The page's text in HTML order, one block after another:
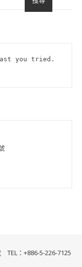
you tried.
62153 嘉義縣民雄鄉建國路二段117號
TEL：+886-5-226-7125